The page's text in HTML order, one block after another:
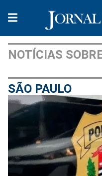
NOTÍCIAS
SÃO PAULO